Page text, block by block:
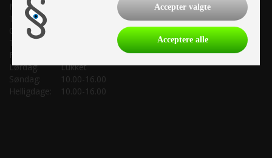
Mandag:
Tirsdag:
Onsdag:
Torsdag:
Fredag:
Lørdag:
Lukket
Søndag:
10.00-16.00
Helligdage:
10.00-16.00
Accepter valgte
Acceptere alle